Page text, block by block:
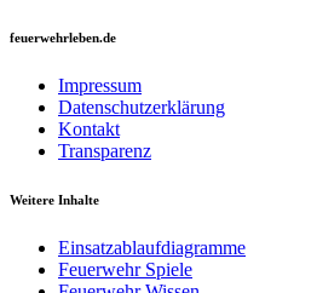
feuerwehrleben.de
Impressum
Datenschutzerklärung
Kontakt
Transparenz
Weitere Inhalte
Einsatzablaufdiagramme
Feuerwehr Spiele